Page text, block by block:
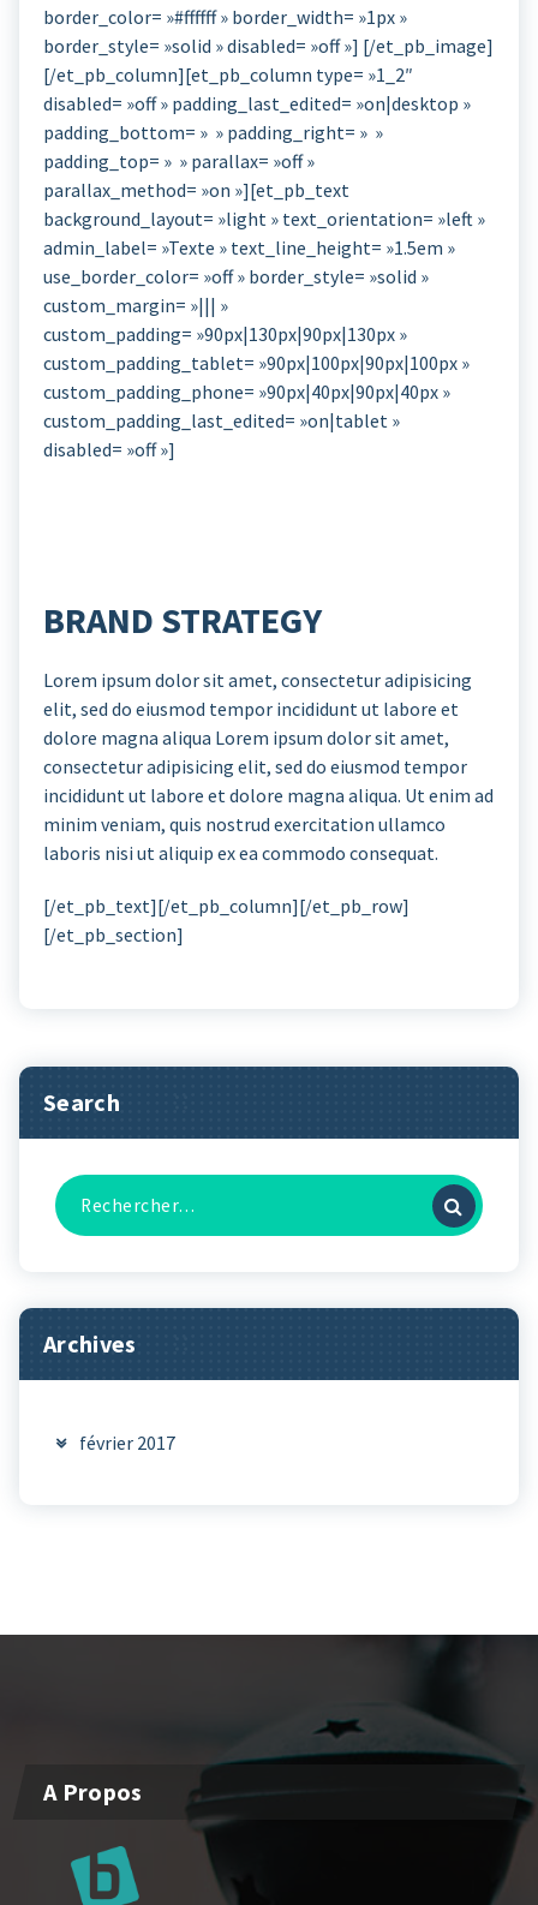
border_color= »#ffffff » border_width= »1px »
border_style= »solid » disabled= »off »] [/et_pb_image]
[/et_pb_column][et_pb_column type= »1_2″
disabled= »off » padding_last_edited= »on|desktop »
padding_bottom= » » padding_right= » »
padding_top= » » parallax= »off »
parallax_method= »on »][et_pb_text
background_layout= »light » text_orientation= »left »
admin_label= »Texte » text_line_height= »1.5em »
use_border_color= »off » border_style= »solid »
custom_margin= »||| »
custom_padding= »90px|130px|90px|130px »
custom_padding_tablet= »90px|100px|90px|100px »
custom_padding_phone= »90px|40px|90px|40px »
custom_padding_last_edited= »on|tablet »
disabled= »off »]
BRAND STRATEGY
Lorem ipsum dolor sit amet, consectetur adipisicing
elit, sed do eiusmod tempor incididunt ut labore et
dolore magna aliqua Lorem ipsum dolor sit amet,
consectetur adipisicing elit, sed do eiusmod tempor
incididunt ut labore et dolore magna aliqua. Ut enim ad
minim veniam, quis nostrud exercitation ullamco
laboris nisi ut aliquip ex ea commodo consequat.
[/et_pb_text][/et_pb_column][/et_pb_row]
[/et_pb_section]
Search
Recherche
pour :
Archives
février 2017
A Propos